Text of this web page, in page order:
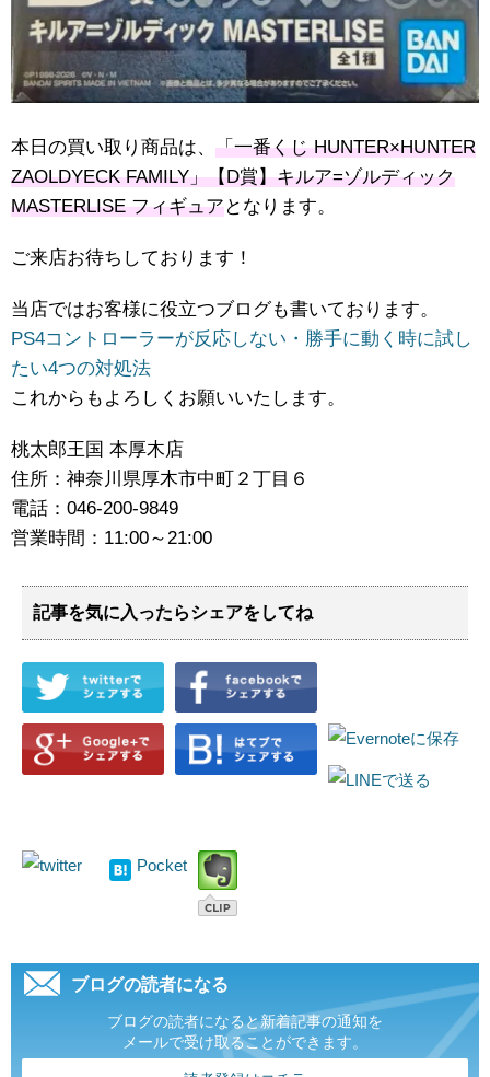
本日の買い取り商品は、 「一番くじ HUNTER×HUNTER
ZAOLDYECK FAMILY」【D賞】キルア=ゾルディック
MASTERLISE フィギュアとなります。
ご来店お待ちしております！
当店ではお客様に役立つブログも書いております。
PS4コントローラーが反応しない・勝手に動く時に試し
たい4つの対処法
これからもよろしくお願いいたします。
桃太郎王国 本厚木店
住所：神奈川県厚木市中町２丁目６
電話：046-200-9849
営業時間：11:00～21:00
記事を気に入ったらシェアをしてね
Pocket
ブログの読者になる
ブログの読者になると新着記事の通知を
メールで受け取ることができます。